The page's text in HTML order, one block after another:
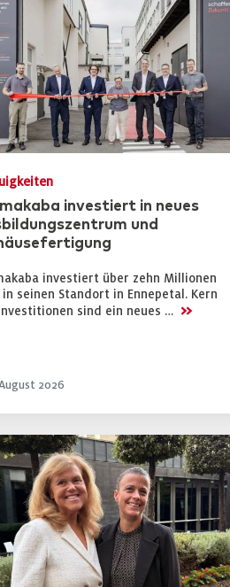
investiert in neues
und
investiert über zehn Millionen
in seinen Standort in Ennepetal. Kern
sind ein neues … >>
2026